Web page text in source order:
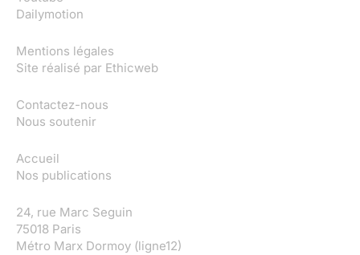
Dailymotion
Mentions légales
Site réalisé par Ethicweb
Contactez-nous
Nous soutenir
Accueil
Nos publications
24, rue Marc Seguin
75018 Paris
Métro Marx Dormoy (ligne12)